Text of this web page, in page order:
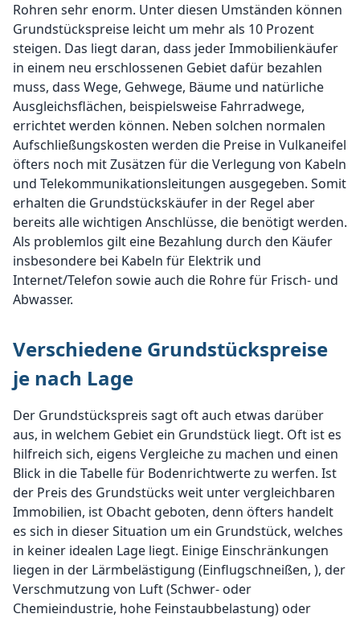
Rohren sehr enorm. Unter diesen Umständen können
Grundstückspreise leicht um mehr als 10 Prozent
steigen. Das liegt daran, dass jeder Immobilienkäufer
in einem neu erschlossenen Gebiet dafür bezahlen
muss, dass Wege, Gehwege, Bäume und natürliche
Ausgleichsflächen, beispielsweise Fahrradwege,
errichtet werden können. Neben solchen normalen
Aufschließungskosten werden die Preise in Vulkaneifel
öfters noch mit Zusätzen für die Verlegung von Kabeln
und Telekommunikationsleitungen ausgegeben. Somit
erhalten die Grundstückskäufer in der Regel aber
bereits alle wichtigen Anschlüsse, die benötigt werden.
Als problemlos gilt eine Bezahlung durch den Käufer
insbesondere bei Kabeln für Elektrik und
Internet/Telefon sowie auch die Rohre für Frisch- und
Abwasser.
Verschiedene Grundstückspreise
je nach Lage
Der Grundstückspreis sagt oft auch etwas darüber
aus, in welchem Gebiet ein Grundstück liegt. Oft ist es
hilfreich sich, eigens Vergleiche zu machen und einen
Blick in die Tabelle für Bodenrichtwerte zu werfen. Ist
der Preis des Grundstücks weit unter vergleichbaren
Immobilien, ist Obacht geboten, denn öfters handelt
es sich in dieser Situation um ein Grundstück, welches
in keiner idealen Lage liegt. Einige Einschränkungen
liegen in der Lärmbelästigung (Einflugschneißen, ), der
Verschmutzung von Luft (Schwer- oder
Chemieindustrie, hohe Feinstaubbelastung) oder